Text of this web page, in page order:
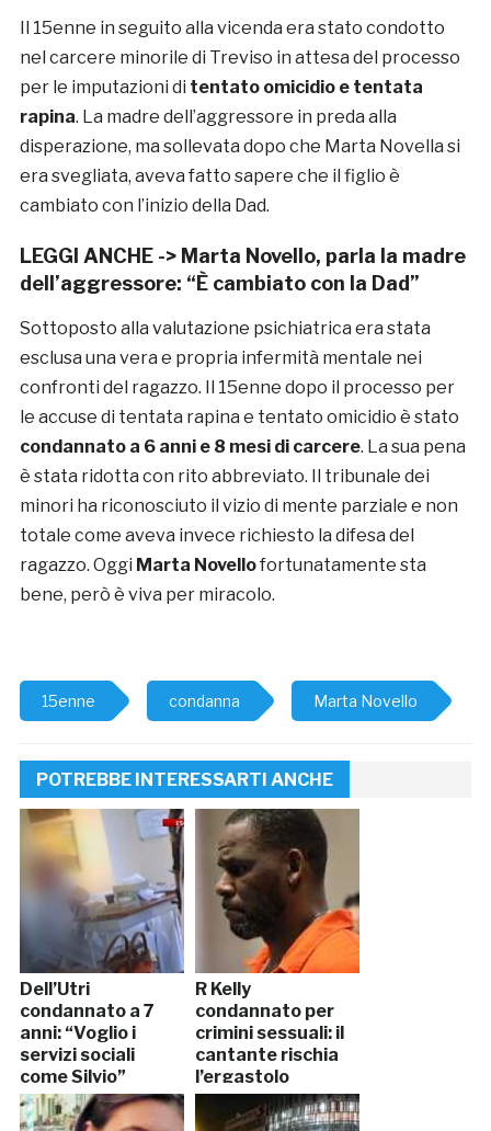
Il 15enne in seguito alla vicenda era stato condotto
nel carcere minorile di Treviso in attesa del processo
per le imputazioni di tentato omicidio e tentata
rapina. La madre dell’aggressore in preda alla
disperazione, ma sollevata dopo che Marta Novella si
era svegliata, aveva fatto sapere che il figlio è
cambiato con l’inizio della Dad.
LEGGI ANCHE -> Marta Novello, parla la madre
dell’aggressore: “È cambiato con la Dad”
Sottoposto alla valutazione psichiatrica era stata
esclusa una vera e propria infermità mentale nei
confronti del ragazzo. Il 15enne dopo il processo per
le accuse di tentata rapina e tentato omicidio è stato
condannato a 6 anni e 8 mesi di carcere. La sua pena
è stata ridotta con rito abbreviato. Il tribunale dei
minori ha riconosciuto il vizio di mente parziale e non
totale come aveva invece richiesto la difesa del
ragazzo. Oggi Marta Novellofortunatamente sta
bene, però è viva per miracolo.
15enne condanna Marta Novello
POTREBBE INTERESSARTI ANCHE
Dell’Utri
condannato a 7
anni: “Voglio i
servizi sociali
come Silvio”
R Kelly
condannato per
crimini sessuali: il
cantante rischia
l’ergastolo